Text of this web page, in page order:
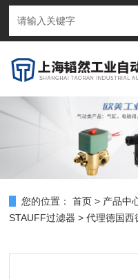
您的位置： 首页 > 产品中
STAUFF过滤器 > 代理德国西